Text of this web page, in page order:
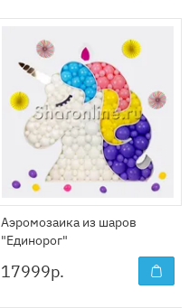
Аэромозаика из шаров
"Единорог"
17999р.